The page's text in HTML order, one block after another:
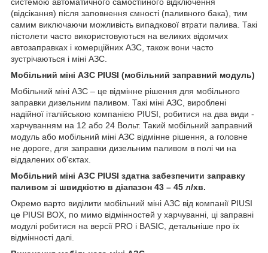
системою автоматичного самостійного відключення
(відсікання) після заповнення ємності (паливного бака), тим
самим виключаючи можливість випадкової втрати палива. Такі
пістолети часто використовуються на великих відомчих
автозаправках і комерційних АЗС, також вони часто
зустрічаються і міні АЗС.
Мобільний міні АЗС PIUSI (мобільний заправний модуль)
Мобільний міні АЗС – це відмінне рішення для мобільного
заправки дизельним паливом. Такі міні АЗС, вироблені
надійної італійською компанією PIUSI, робитися на два види -
харчуванням на 12 або 24 Вольт. Такий мобільний заправний
модуль або мобільний міні АЗС відмінне рішення, а головне
не дороге, для заправки дизельним паливом в полі чи на
віддалених об'єктах.
Мобільний міні АЗС PIUSI здатна забезпечити заправку
паливом зі швидкістю в діапазон 43 – 45 л/хв.
Окремо варто виділити мобільний міні АЗС від компанії PIUSI
це PIUSI BOX, по мимо відмінностей у харчуванні, ці заправні
модулі робитися на версії PRO і BASIC, детальніше про їх
відмінності далі.